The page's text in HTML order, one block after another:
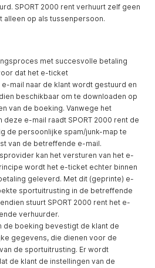
SPORT 2000 rent verhuurt zelf geen
alleen op als tussenpersoon.
met succesvolle betaling
dat het e-ticket
mail naar de klant wordt gestuurd en
beschikbaar om te downloaden op
van de boeking. Vanwege het
deze e-mail raadt SPORT 2000 rent de
de persoonlijke spam/junk-map te
van de betreffende e-mail.
kan het versturen van het e-
wordt het e-ticket echter binnen
geleverd. Met dit (geprinte) e-
sportuitrusting in de betreffende
stuurt SPORT 2000 rent het e-
verhuurder.
de boeking bevestigt de klant de
gegevens, die dienen voor de
de sportuitrusting. Er wordt
de klant de instellingen van de